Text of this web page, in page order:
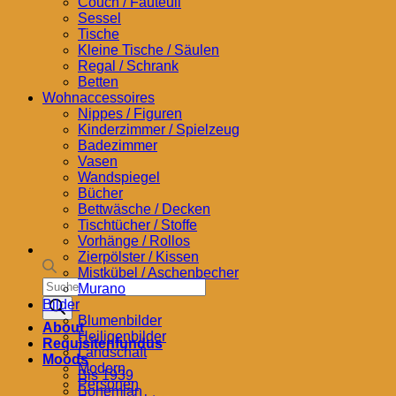
Products
search
About
Requisitenfundus
Moods
Bis 1939
Bohemian
Sessel
Tische
Kleine Tische / Säulen
Regal / Schrank
Betten
Wohnaccessoires
Nippes / Figuren
Kinderzimmer / Spielzeug
Badezimmer
Vasen
Wandspiegel
Bücher
Bettwäsche / Decken
Tischtücher / Stoffe
Vorhänge / Rollos
Zierpölster / Kissen
Mistkübel / Aschenbecher
Murano
Bilder
Blumenbilder
Heiligenbilder
Landschaft
Modern
Personen